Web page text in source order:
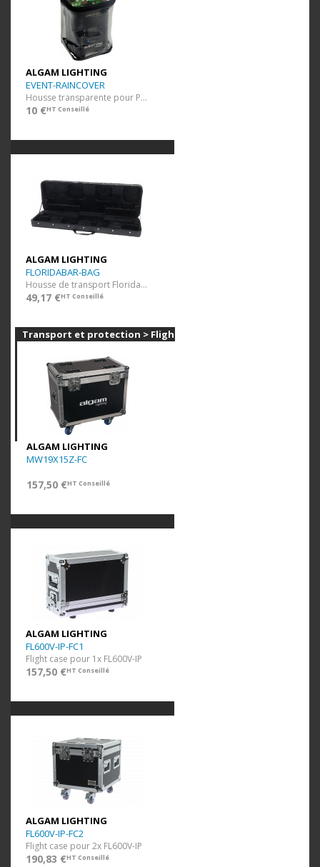
ALGAM LIGHTING
EVENT-RAINCOVER
Housse transparente pour Par LED
10 €HT Conseillé
ALGAM LIGHTING
FLORIDABAR-BAG
Housse de transport Florida Bar II
49,17 €HT Conseillé
Transport et protection > Flight cases
ALGAM LIGHTING
MW19X15Z-FC
157,50 €HT Conseillé
ALGAM LIGHTING
FL600V-IP-FC1
Flight case pour 1x FL600V-IP
157,50 €HT Conseillé
ALGAM LIGHTING
FL600V-IP-FC2
Flight case pour 2x FL600V-IP
190,83 €HT Conseillé